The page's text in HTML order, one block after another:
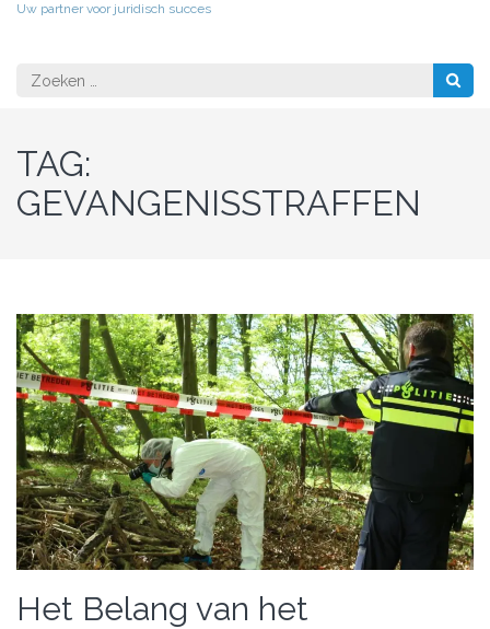
Uw partner voor juridisch succes
Zoeken
naar:
TAG:
GEVANGENISSTRAFFEN
Het Belang van het